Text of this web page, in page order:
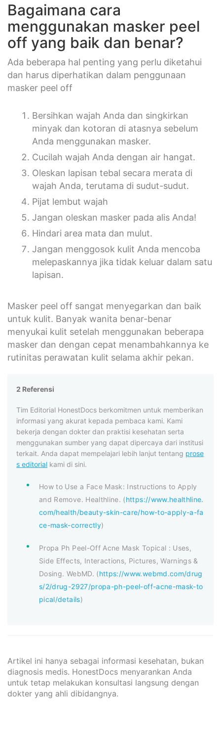
Bagaimana cara
menggunakan masker peel
off yang baik dan benar?
Ada beberapa hal penting yang perlu diketahui
dan harus diperhatikan dalam penggunaan
masker peel off
Bersihkan wajah Anda dan singkirkan
minyak dan kotoran di atasnya sebelum
Anda menggunakan masker.
Cucilah wajah Anda dengan air hangat.
Oleskan lapisan tebal secara merata di
wajah Anda, terutama di sudut-sudut.
Pijat lembut wajah
Jangan oleskan masker pada alis Anda!
Hindari area mata dan mulut.
Jangan menggosok kulit Anda mencoba
melepaskannya jika tidak keluar dalam satu
lapisan.
Masker peel off sangat menyegarkan dan baik
untuk kulit. Banyak wanita benar-benar
menyukai kulit setelah menggunakan beberapa
masker dan dengan cepat menambahkannya ke
rutinitas perawatan kulit selama akhir pekan.
2 Referensi
Tim Editorial HonestDocs berkomitmen untuk memberikan
informasi yang akurat kepada pembaca kami. Kami
bekerja dengan dokter dan praktisi kesehatan serta
menggunakan sumber yang dapat dipercaya dari institusi
terkait. Anda dapat mempelajari lebih lanjut tentang prose
s editorial kami di sini.
How to Use a Face Mask: Instructions to Apply
and Remove. Healthline. (https://www.healthline.
com/health/beauty-skin-care/how-to-apply-a-fa
ce-mask-correctly)
Propa Ph Peel-Off Acne Mask Topical : Uses,
Side Effects, Interactions, Pictures, Warnings &
Dosing. WebMD. (https://www.webmd.com/drug
s/2/drug-2927/propa-ph-peel-off-acne-mask-to
pical/details)
Artikel ini hanya sebagai informasi kesehatan, bukan
diagnosis medis. HonestDocs menyarankan Anda
untuk tetap melakukan konsultasi langsung dengan
dokter yang ahli dibidangnya.